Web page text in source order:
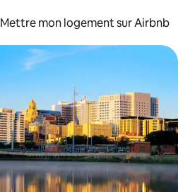
Mettre mon logement sur Airbnb